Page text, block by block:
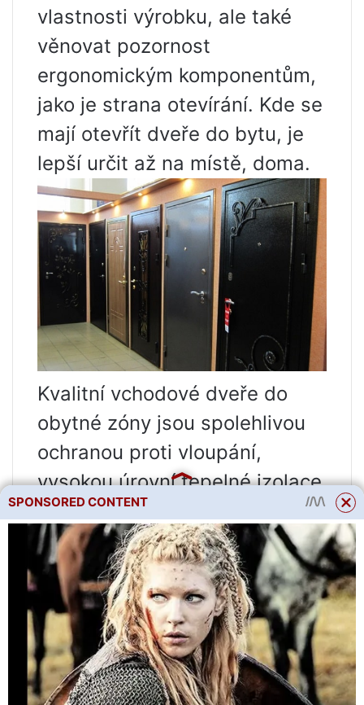
vlastnosti výrobku, ale také
věnovat pozornost
ergonomickým komponentům,
jako je strana otevírání. Kde se
mají otevřít dveře do bytu, je
lepší určit až na místě, doma.
Kvalitní vchodové dveře do
obytné zóny jsou spolehlivou
ochranou proti vloupání,
vysokou úrovní tepelné izolace
a odhlučnění a také esteticky
krásným výrobkem.
Určení velikosti otvoru
vstupních dveří je jedním z
klíčových aspektů stavby.
Pokud je tento parametr
zpočátku správně stanoven,
SPONSORED CONTENT